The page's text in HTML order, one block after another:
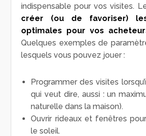
indispensable pour vos visites.
créer (ou de favoriser)
optimales pour vos
Quelques exemples de
lesquels vous pouvez jouer :
Programmer des visites
qui veut dire, aussi : un
naturelle dans la maison).
Ouvrir rideaux et fenêtres
le soleil.